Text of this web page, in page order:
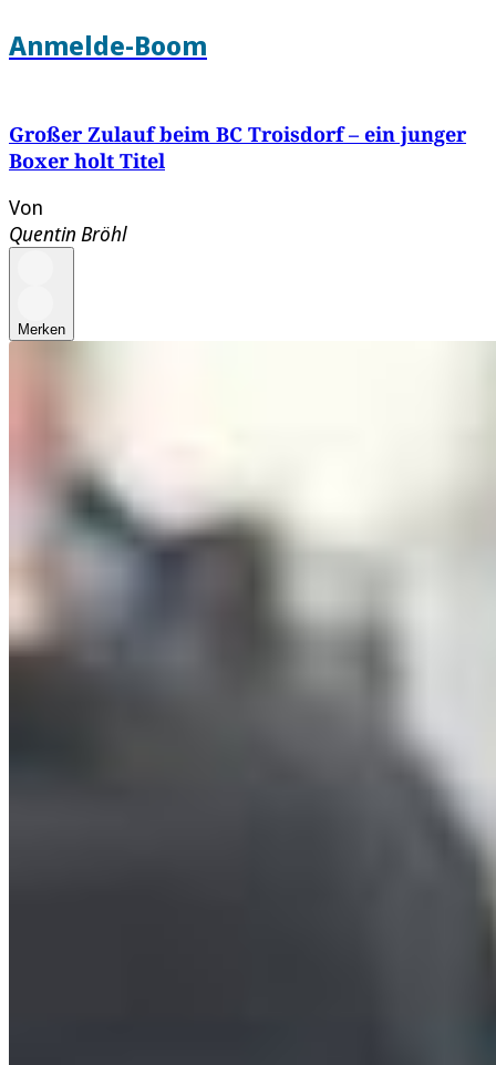
Anmelde-Boom
Großer Zulauf beim BC Troisdorf – ein junger
Boxer holt Titel
Von
Quentin Bröhl
Merken